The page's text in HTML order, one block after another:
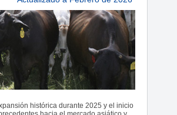
histórica durante 2025 y el inicio